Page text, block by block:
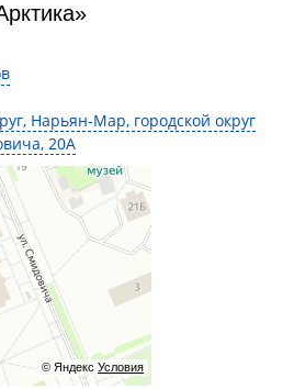
Нарьян-Мар, городской округ
20А
© Яндекс Условия